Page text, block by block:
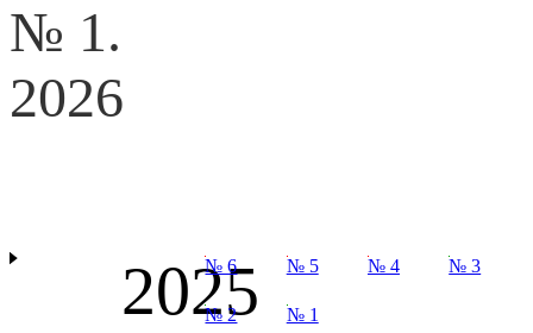
№ 1.
2026
2025
№ 6 № 5 № 4 № 3
№ 2 № 1